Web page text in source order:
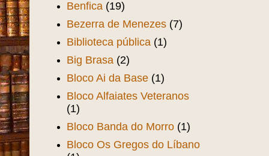
Benfica (19)
Bezerra de Menezes (7)
Biblioteca pública (1)
Big Brasa (2)
Bloco Ai da Base (1)
Bloco Alfaiates Veteranos
(1)
Bloco Banda do Morro (1)
Bloco Os Gregos do Líbano